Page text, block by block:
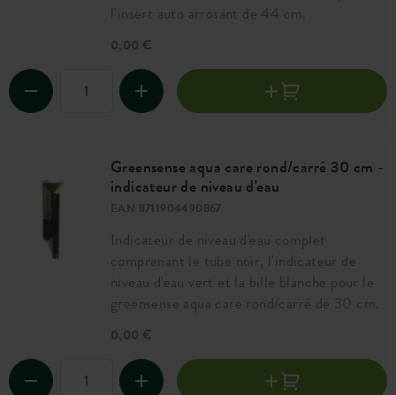
l'insert auto arrosant de 44 cm.
0,00 €
Greensense aqua care rond/carré 30 cm -
indicateur de niveau d'eau
EAN 8711904490867
Indicateur de niveau d'eau complet
comprenant le tube noir, l'indicateur de
niveau d'eau vert et la bille blanche pour le
greensense aqua care rond/carré de 30 cm.
0,00 €